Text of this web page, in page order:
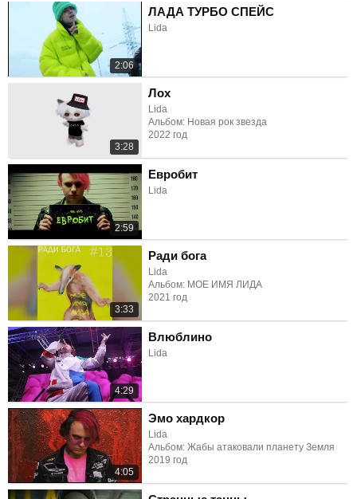
2:06
ЛАДА ТУРБО СПЕЙС
Lida
3:28
Лох
Lida
Альбом: Новая рок звезда
2022 год
2:59
Евробит
Lida
3:33
Ради бога
Lida
Альбом: МОЕ ИМЯ ЛИДА
2021 год
4:29
Влюблино
Lida
4:05
Эмо хардкор
Lida
Альбом: Жабы атаковали планету Земля
2019 год